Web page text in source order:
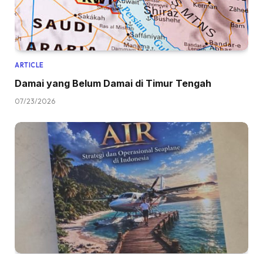
ARTICLE
Damai yang Belum Damai di Timur Tengah
07/23/2026